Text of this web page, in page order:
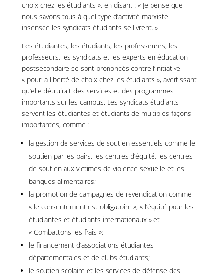
choix chez les étudiants », en disant : « Je pense que
nous savons tous à quel type d’activité marxiste
insensée les syndicats étudiants se livrent. »
Les étudiantes, les étudiants, les professeures, les
professeurs, les syndicats et les experts en éducation
postsecondaire se sont prononcés contre l’initiative
« pour la liberté de choix chez les étudiants », avertissant
qu’elle détruirait des services et des programmes
importants sur les campus. Les syndicats étudiants
servent les étudiantes et étudiants de multiples façons
importantes, comme :
la gestion de services de soutien essentiels comme le
soutien par les pairs, les centres d’équité, les centres
de soutien aux victimes de violence sexuelle et les
banques alimentaires;
la promotion de campagnes de revendication comme
« le consentement est obligatoire », « l’équité pour les
étudiantes et étudiants internationaux » et
« Combattons les frais »;
le financement d’associations étudiantes
départementales et de clubs étudiants;
le soutien scolaire et les services de défense des